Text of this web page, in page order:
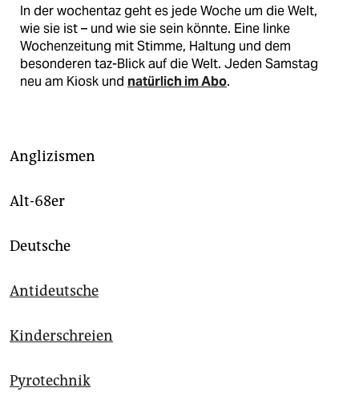
In der wochentaz geht es jede Woche um die Welt,
wie sie ist – und wie sie sein könnte. Eine linke
Wochenzeitung mit Stimme, Haltung und dem
besonderen taz-Blick auf die Welt. Jeden Samstag
neu am Kiosk und natürlich im Abo.
Anglizismen
Alt-68er
Deutsche
Antideutsche
Kinderschreien
Pyrotechnik